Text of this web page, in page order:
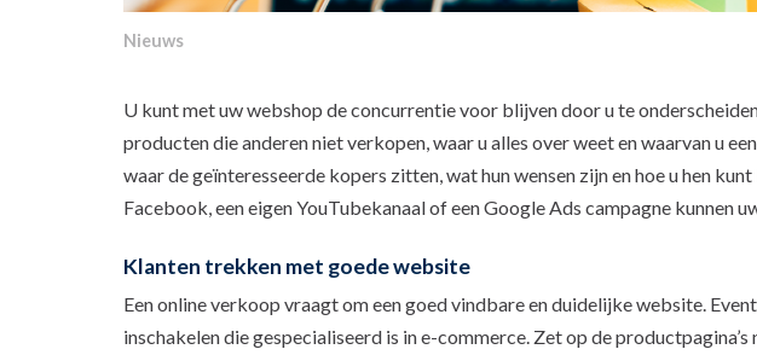
Nieuws
U kunt met uw webshop de concurrentie voor blijven door u te
producten die anderen niet verkopen, waar u alles over weet en waarvan u
waar de geïnteresseerde kopers zitten, wat hun wensen zijn en hoe u hen
Facebook, een eigen YouTubekanaal of een Google Ads campagne kunnen
Klanten trekken met goede website
Een online verkoop vraagt om een goed vindbare en duidelijke website.
inschakelen die gespecialiseerd is in e-commerce. Zet op de